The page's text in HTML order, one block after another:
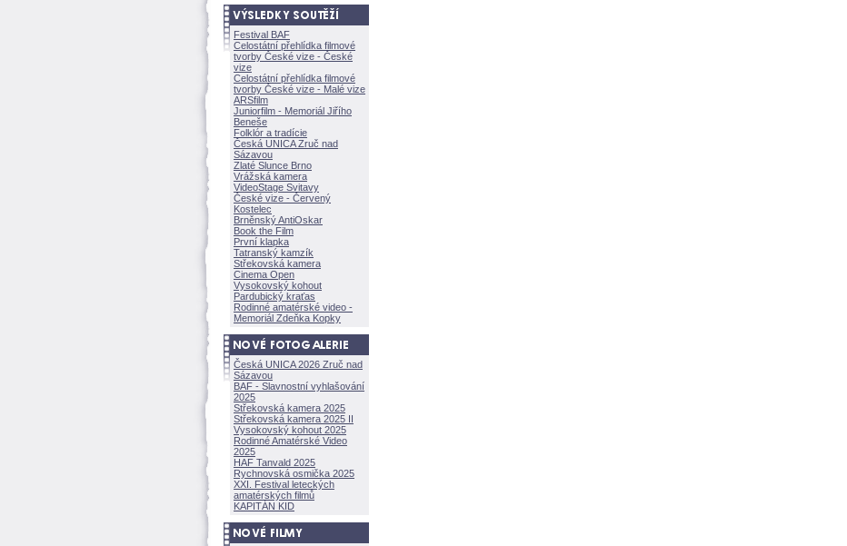
Festival BAF
Celostátní přehlídka filmové
tvorby České vize - České
vize
Celostátní přehlídka filmové
tvorby České vize - Malé vize
ARSfilm
Juniorfilm - Memoriál Jiřího
Beneše
Folklór a tradície
Česká UNICA Zruč nad
Sázavou
Zlaté Slunce Brno
Vrážská kamera
VideoStage Svitavy
České vize - Červený
Kostelec
Brněnský AntiOskar
Book the Film
První klapka
Tatranský kamzík
Střekovská kamera
Cinema Open
Vysokovský kohout
Pardubický kraťas
Rodinné amatérské video -
Memoriál Zdeňka Kopky
Česká UNICA 2026 Zruč nad
Sázavou
BAF - Slavnostní vyhlašování
2025
Střekovská kamera 2025
Střekovská kamera 2025 II
Vysokovský kohout 2025
Rodinné Amatérské Video
2025
HAF Tanvald 2025
Rychnovská osmička 2025
XXI. Festival leteckých
amatérských filmů
KAPITÁN KID